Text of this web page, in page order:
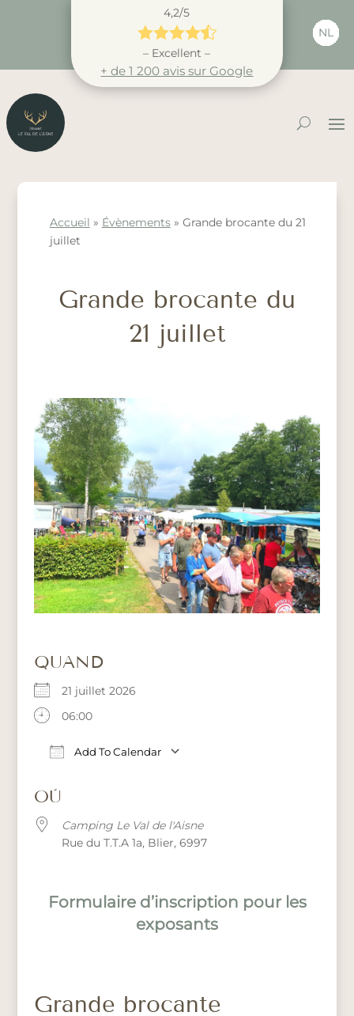
4,2/5

– Excellent –
+ de 1 200 avis sur Google
NL
Accueil » Évènements» Grande brocante du 21
juillet
Grande brocante du
21 juillet
QUAND
21 juillet 2026
06:00
Add To Calendar
OÙ
Camping Le Val de l'Aisne
Rue du T.T.A 1a, Blier, 6997
Formulaire d’inscription pour les
exposants
Grande brocante